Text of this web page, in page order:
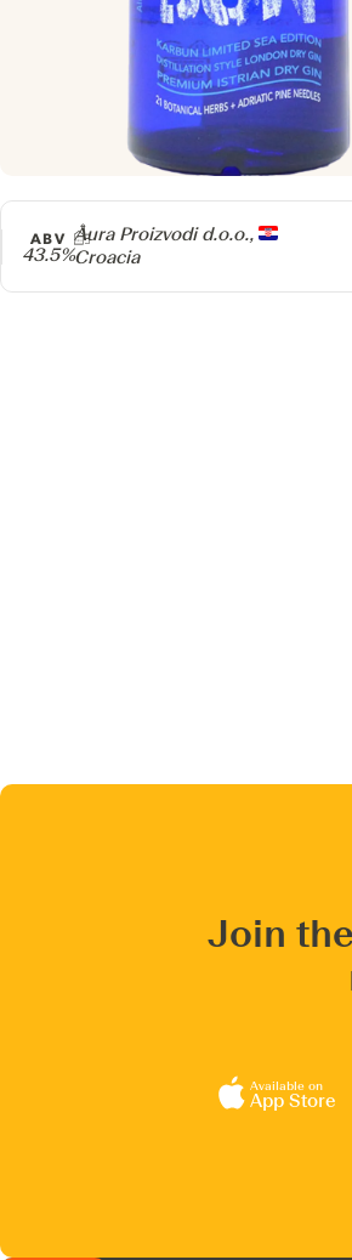
Producer
Aura Proizvodi d.o.o.,
Croacia
ABV
43.5%
Join
Available on
App Store